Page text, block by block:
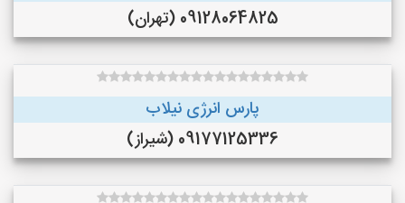
09128064825 (تهران)
پارس انرژی نیلاب
09177125336 (شیراز)